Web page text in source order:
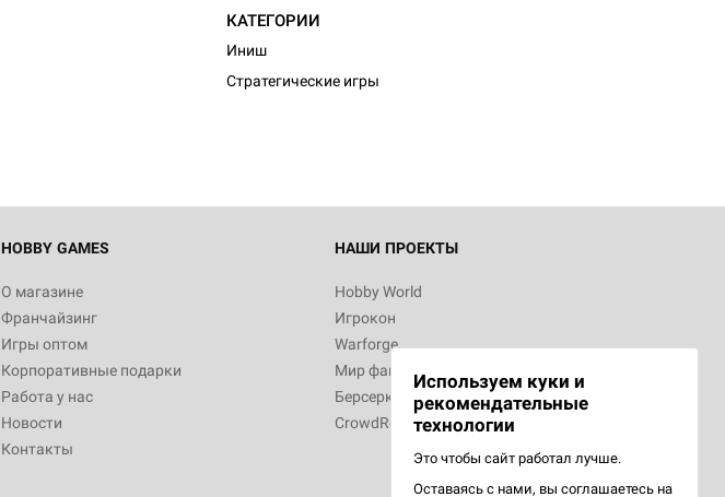
КАТЕГОРИИ
Иниш
Стратегические игры
HOBBY GAMES
О магазине
Франчайзинг
Игры оптом
Корпоративные подарки
Работа у нас
Новости
Контакты
НАШИ ПРОЕКТЫ
Hobby World
Игрокон
Warforge
Мир фантастики
Берсерк
CrowdRepublic
Используем куки и
рекомендательные
технологии
Это чтобы сайт работал лучше.
Оставаясь с нами, вы соглашаетесь на
Настольная игра Hobby World Журнал
"Мир фантастики. Спецвыпуск: Братья
империи: Боевая тревога
799
Настольная игра Hobby World Сумерки
империи. Четвёртая редакция: Грозовой
Рубеж
12 990